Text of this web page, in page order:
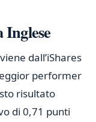
Inglese
dall’iShares
performer
risultato
di 0,71 punti